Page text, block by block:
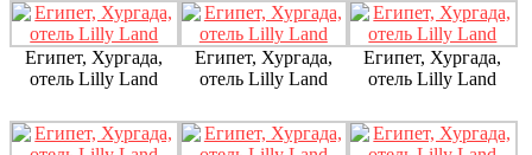
Египет, Хургада,
отель Lilly Land
Египет, Хургада,
отель Lilly Land
Египет, Хургада,
отель Lilly Land